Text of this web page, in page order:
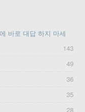
바로 대답 하지 마세
143
49
36
35
28